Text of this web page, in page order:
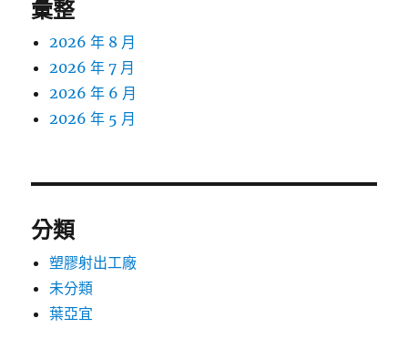
彙整
2026 年 8 月
2026 年 7 月
2026 年 6 月
2026 年 5 月
分類
塑膠射出工廠
未分類
葉亞宜